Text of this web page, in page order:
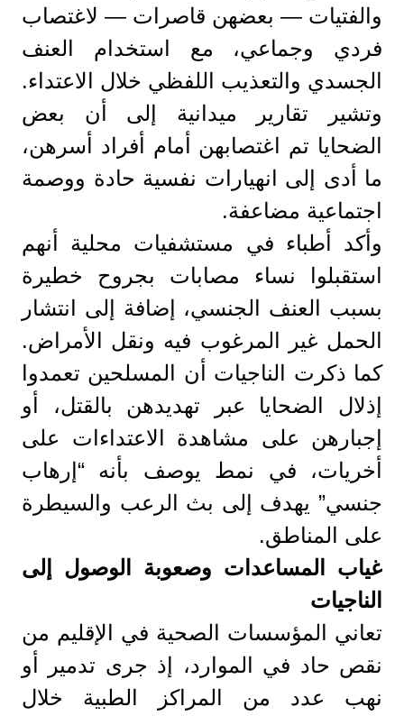
والفتيات — بعضهن قاصرات — لاغتصاب
فردي وجماعي، مع استخدام العنف
الجسدي والتعذيب اللفظي خلال الاعتداء.
وتشير تقارير ميدانية إلى أن بعض
الضحايا تم اغتصابهن أمام أفراد أسرهن،
ما أدى إلى انهيارات نفسية حادة ووصمة
اجتماعية مضاعفة.
وأكد أطباء في مستشفيات محلية أنهم
استقبلوا نساء مصابات بجروح خطيرة
بسبب العنف الجنسي، إضافة إلى انتشار
الحمل غير المرغوب فيه ونقل الأمراض.
كما ذكرت الناجيات أن المسلحين تعمدوا
إذلال الضحايا عبر تهديدهن بالقتل، أو
إجبارهن على مشاهدة الاعتداءات على
أخريات، في نمط يوصف بأنه “إرهاب
جنسي” يهدف إلى بث الرعب والسيطرة
على المناطق.
غياب المساعدات وصعوبة الوصول إلى
الناجيات
تعاني المؤسسات الصحية في الإقليم من
نقص حاد في الموارد، إذ جرى تدمير أو
نهب عدد من المراكز الطبية خلال